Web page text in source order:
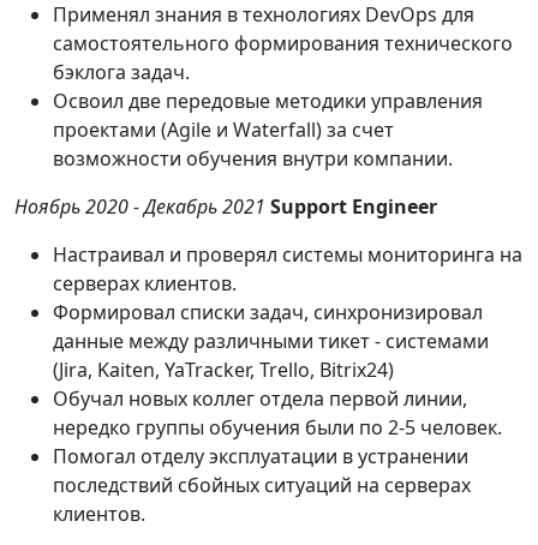
Применял знания в технологиях DevOps для
самостоятельного формирования технического
бэклога задач.
Освоил две передовые методики управления
проектами (Agile и Waterfall) за счет
возможности обучения внутри компании.
Ноябрь 2020 - Декабрь 2021 Support Engineer
Настраивал и проверял системы мониторинга на
серверах клиентов.
Формировал списки задач, синхронизировал
данные между различными тикет - системами
(Jira, Kaiten, YaTracker, Trello, Bitrix24)
Обучал новых коллег отдела первой линии,
нередко группы обучения были по 2-5 человек.
Помогал отделу эксплуатации в устранении
последствий сбойных ситуаций на серверах
клиентов.